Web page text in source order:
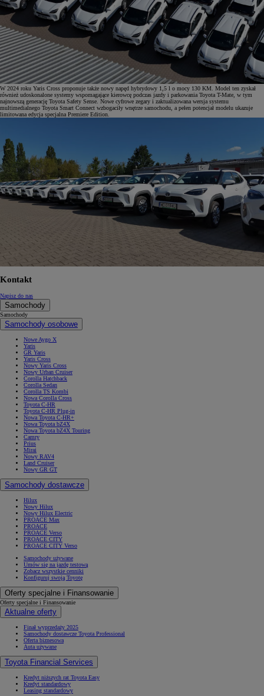
W 2024 roku Yaris Cross proponuje także nowy napęd hybrydowy 1,5 l o mocy 130 KM. Model ten zyskał
również udoskonalone systemy wspomagające kierowcę podczas jazdy i parkowania Toyota T-Mate, w tym
najnowszą generację Toyota Safety Sense. Nowe cyfrowe zegary i zaktualizowana wersja systemu
multimedialnego Toyota Smart Connect wzbogaciły wnętrze samochodu, a pełen potencjał modelu ukazuje
limitowana edycja specjalna Premiere Edition.
Kontakt
Napisz do nas
Samochody
Samochody
Samochody osobowe
Nowe Aygo X
Yaris
GR Yaris
Yaris Cross
Nowy Yaris Cross
Nowy Urban Cruiser
Corolla Hatchback
Corolla Sedan
Corolla TS Kombi
Nowa Corolla Cross
Toyota C-HR
Toyota C-HR Plug-in
Nowa Toyota C-HR+
Nowa Toyota bZ4X
Nowa Toyota bZ4X Touring
Camry
Prius
Mirai
Nowy RAV4
Land Cruiser
Nowy GR GT
Samochody dostawcze
Hilux
Nowy Hilux
Nowy Hilux Electric
PROACE Max
PROACE
PROACE Verso
PROACE CITY
PROACE CITY Verso
Samochody używane
Umów się na jazdę testową
Zobacz wszystkie cenniki
Konfiguruj swoją Toyotę
Oferty specjalne i Finansowanie
Oferty specjalne i Finansowanie
Aktualne oferty
Finał wyprzedaży 2025
Samochody dostawcze Toyota Professional
Oferta biznesowa
Auta używane
Toyota Financial Services
Kredyt niższych rat Toyota Easy
Kredyt standardowy
Leasing standardowy